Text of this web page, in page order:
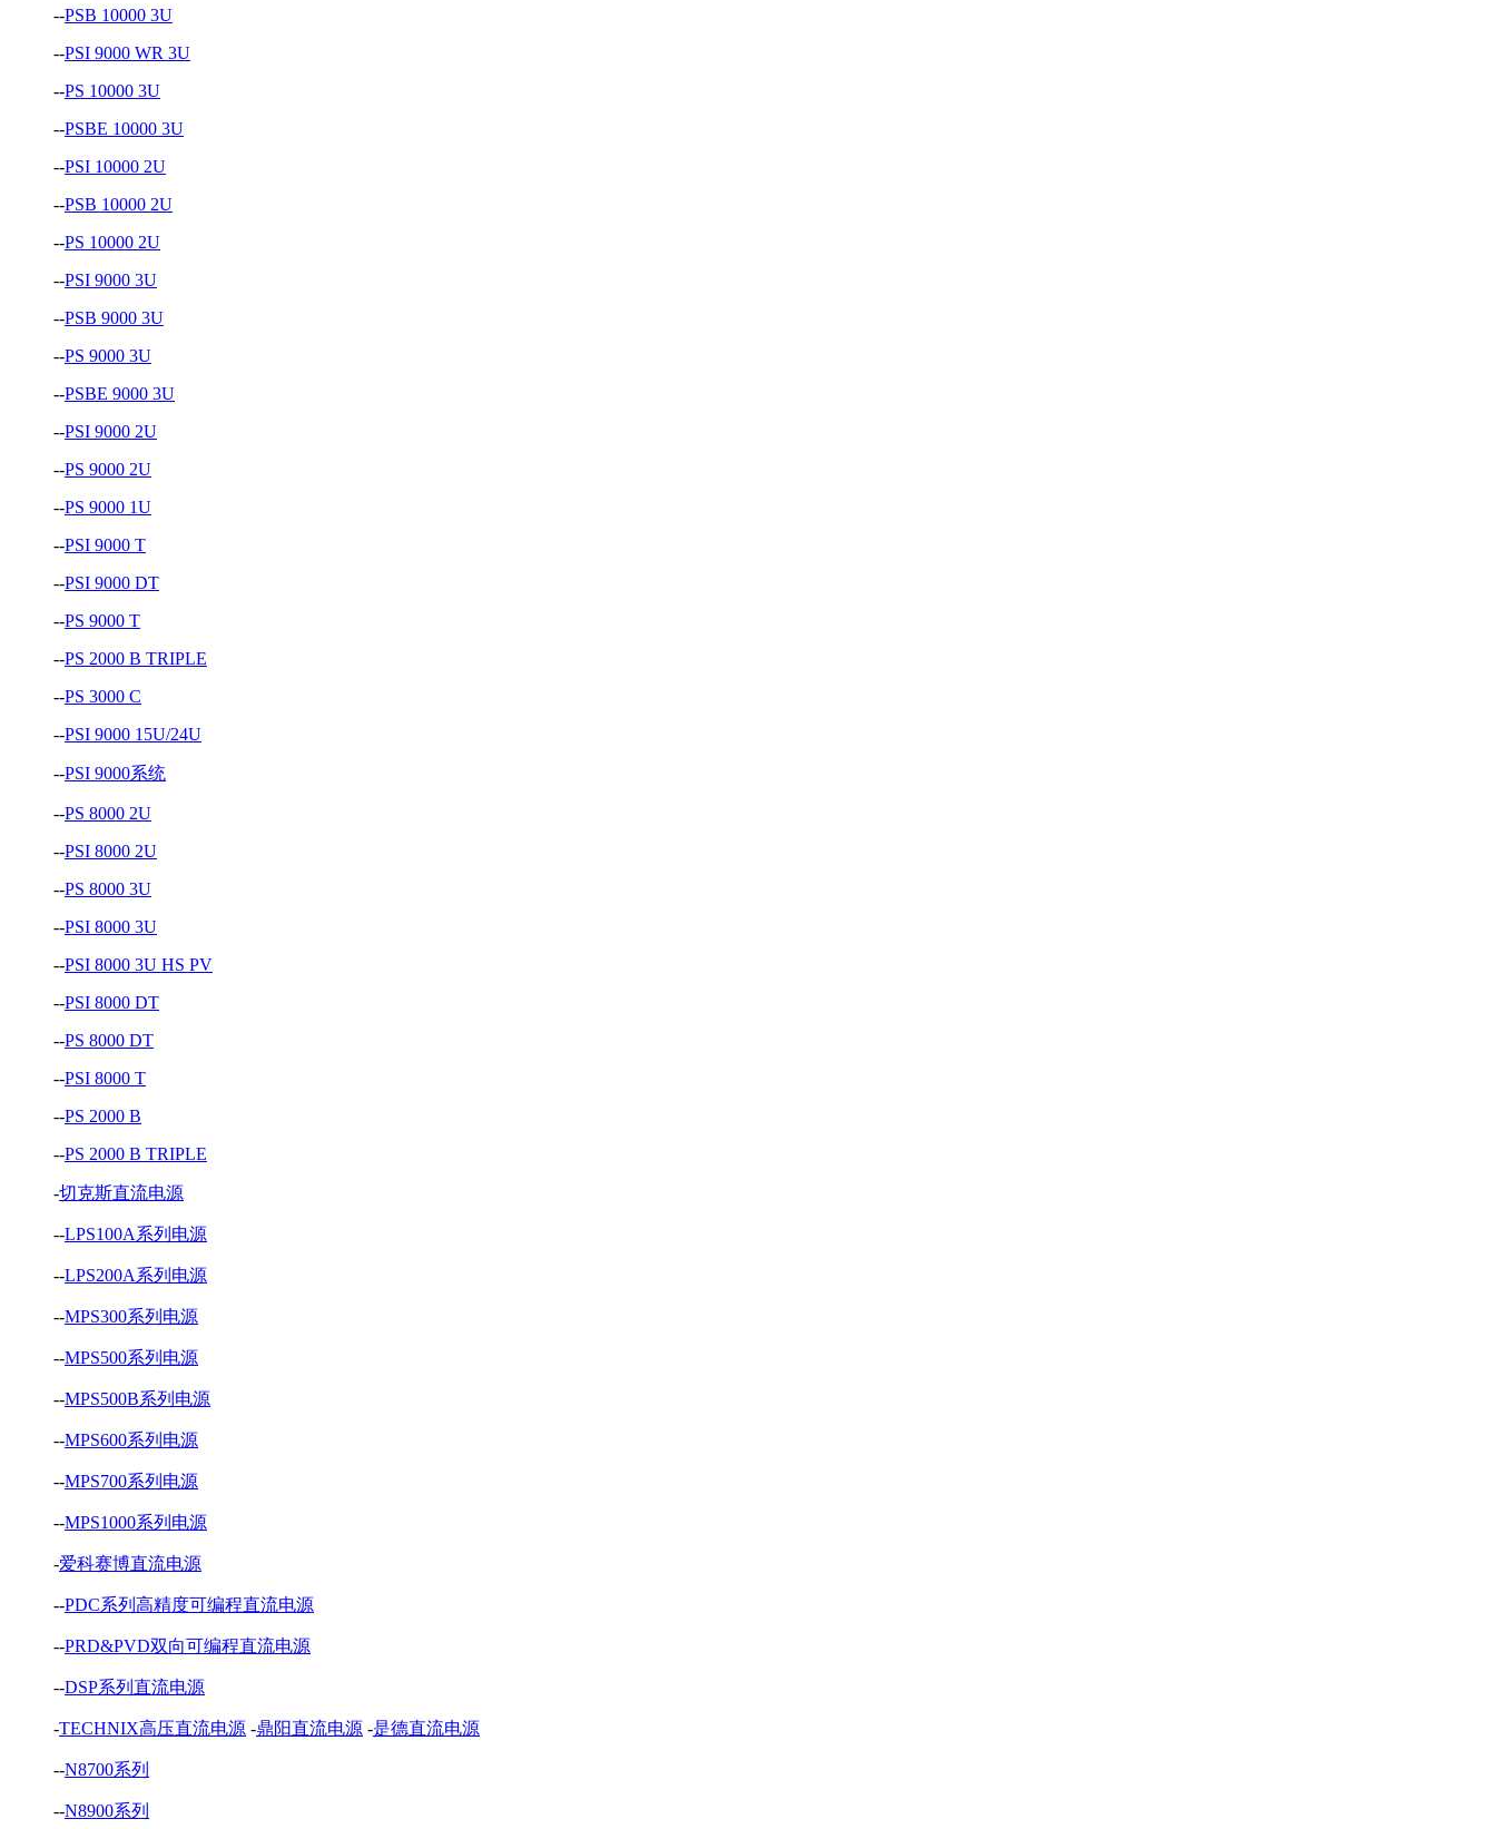
--PSB 10000 3U
--PSI 9000 WR 3U
--PS 10000 3U
--PSBE 10000 3U
--PSI 10000 2U
--PSB 10000 2U
--PS 10000 2U
--PSI 9000 3U
--PSB 9000 3U
--PS 9000 3U
--PSBE 9000 3U
--PSI 9000 2U
--PS 9000 2U
--PS 9000 1U
--PSI 9000 T
--PSI 9000 DT
--PS 9000 T
--PS 2000 B TRIPLE
--PS 3000 C
--PSI 9000 15U/24U
--PSI 9000系统
--PS 8000 2U
--PSI 8000 2U
--PS 8000 3U
--PSI 8000 3U
--PSI 8000 3U HS PV
--PSI 8000 DT
--PS 8000 DT
--PSI 8000 T
--PS 2000 B
--PS 2000 B TRIPLE
-切克斯直流电源
--LPS100A系列电源
--LPS200A系列电源
--MPS300系列电源
--MPS500系列电源
--MPS500B系列电源
--MPS600系列电源
--MPS700系列电源
--MPS1000系列电源
-爱科赛博直流电源
--PDC系列高精度可编程直流电源
--PRD&PVD双向可编程直流电源
--DSP系列直流电源
-TECHNIX高压直流电源 -鼎阳直流电源 -是德直流电源
--N8700系列
--N8900系列